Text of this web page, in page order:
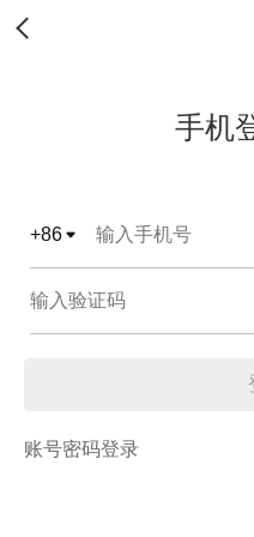
手机
+86
账号密码登录